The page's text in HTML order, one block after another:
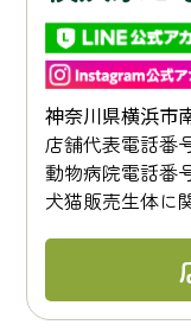
神奈川県横浜市
店舗代表電話番
動物病院電話番
犬猫販売生体に